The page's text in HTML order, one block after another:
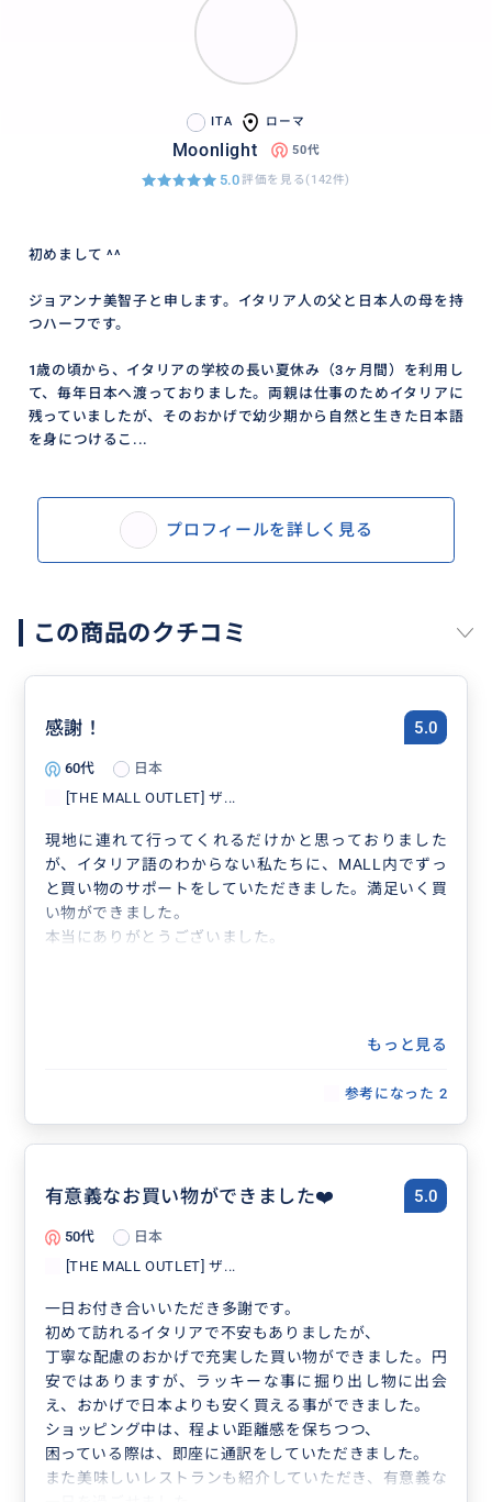
ITA ローマ
Moonlight 50代
5.0評価を見る(142件)
初めまして ^^
ジョアンナ美智子と申します。イタリア人の父と日本人の母を持
つハーフです。
1歳の頃から、イタリアの学校の長い夏休み（3ヶ月間）を利用し
て、毎年日本へ渡っておりました。両親は仕事のためイタリアに
残っていましたが、そのおかげで幼少期から自然と生きた日本語
を身につけるこ...
プロフィールを詳しく見る
この商品のクチコミ
感謝！ 5.0
60代
日本
[THE MALL OUTLET] ザ...
現地に連れて行ってくれるだけかと思っておりました
が、イタリア語のわからない私たちに、MALL内でずっ
と買い物のサポートをしていただきました。満足いく買
い物ができました。
本当にありがとうございました。
もっと見る
参考になった 2
有意義なお買い物ができました❤️ 5.0
50代
日本
[THE MALL OUTLET] ザ...
一日お付き合いいただき多謝です。
初めて訪れるイタリアで不安もありましたが、
丁寧な配慮のおかげで充実した買い物ができました。円
安ではありますが、ラッキーな事に掘り出し物に出会
え、おかげで日本よりも安く買える事ができました。
ショッピング中は、程よい距離感を保ちつつ、
困っている際は、即座に通訳をしていただきました。
また美味しいレストランも紹介していただき、有意義な